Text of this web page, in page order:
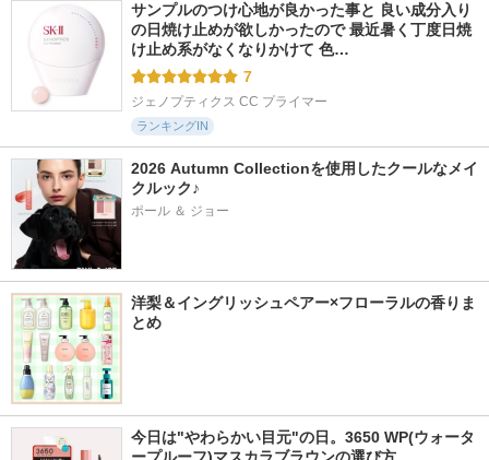
サンプルのつけ心地が良かった事と 良い成分入り
の日焼け止めが欲しかったので 最近暑く丁度日焼
け止め系がなくなりかけて 色…
7
ジェノプティクス CC プライマー
ランキングIN
2026 Autumn Collectionを使用したクールなメイ
クルック♪
ポール ＆ ジョー
洋梨＆イングリッシュペアー×フローラルの香りま
とめ
今日は"やわらかい目元"の日。3650 WP(ウォータ